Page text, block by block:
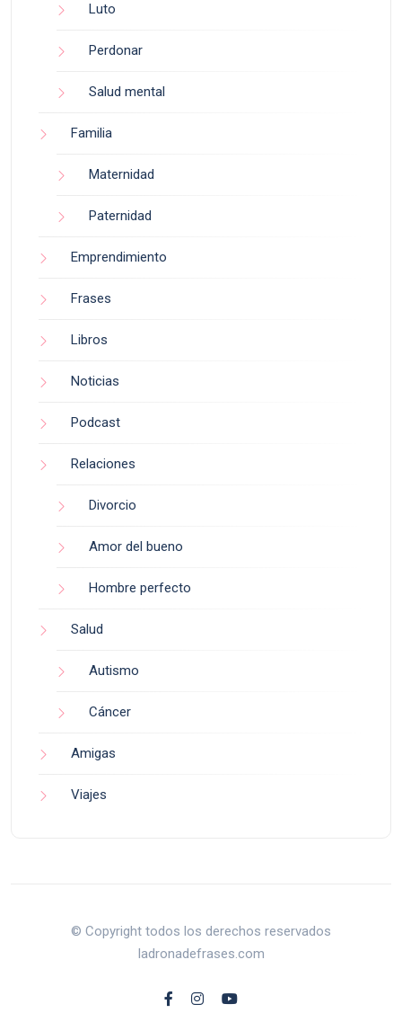
Luto
Perdonar
Salud mental
Familia
Maternidad
Paternidad
Emprendimiento
Frases
Libros
Noticias
Podcast
Relaciones
Divorcio
Amor del bueno
Hombre perfecto
Salud
Autismo
Cáncer
Amigas
Viajes
© Copyright todos los derechos reservados
ladronadefrases.com